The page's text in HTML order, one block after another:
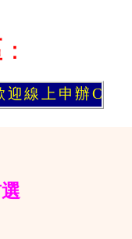
：
CP值最高信用